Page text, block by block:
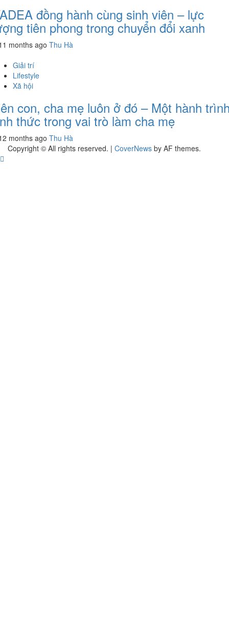
đồng hành cùng sinh viên – lực
tiên phong trong chuyển đổi xanh
months ago Thu Hà
Giải trí
Lifestyle
Xã hội
con, cha mẹ luôn ở đó – Một hành
thức trong vai trò làm cha mẹ
months ago Thu Hà
Copyright © All rights reserved. | CoverNews by AF themes.